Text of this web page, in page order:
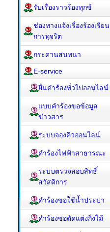
รับเรื่องราวร้องทุกข์
ช่องทางแจ้งเรื่องร้องเรียน
การทุจริต
กระดานสนทนา
E-service
ยื่นคำร้องทั่วไปออนไลน์
แบบคำร้องขอข้อมูล
ข่าวสาร
ระบบจองคิวออนไลน์
คำร้องไฟฟ้าสาธารณะ
ระบบตรวจสอบสิทธิ์
สวัสดิการ
คำร้องขอใช้น้ำประปา
คำร้องขอตัดแต่งกิ่งไม้